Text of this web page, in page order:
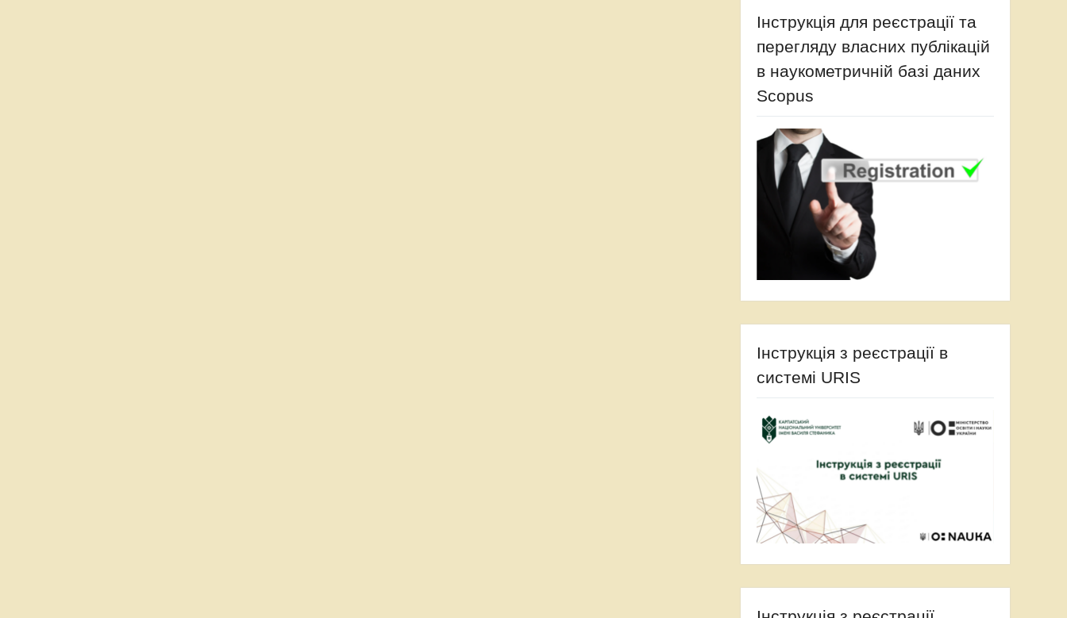
Інструкція для реєстрації та
перегляду власних публікацій
в наукометричній базі даних
Scopus
Інструкція з реєстрації в
системі URIS